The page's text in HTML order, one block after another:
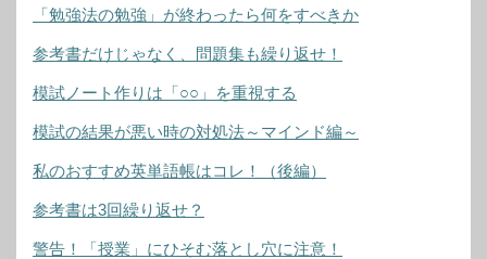
「勉強法の勉強」が終わったら何をすべきか
参考書だけじゃなく、問題集も繰り返せ！
模試ノート作りは「○○」を重視する
模試の結果が悪い時の対処法～マインド編～
私のおすすめ英単語帳はコレ！（後編）
参考書は3回繰り返せ？
警告！「授業」にひそむ落とし穴に注意！